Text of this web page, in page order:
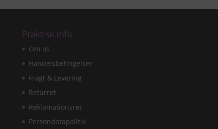
Praktisk info
Om os
Handelsbetingelser
Fragt & Levering
Returret
Reklamationsret
Persondatapolitik